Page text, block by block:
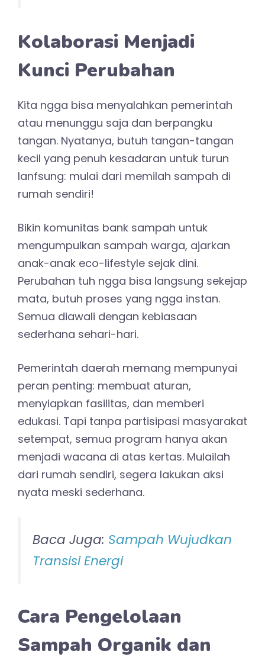
Kolaborasi Menjadi
Kunci Perubahan
Kita ngga bisa menyalahkan pemerintah
atau menunggu saja dan berpangku
tangan. Nyatanya, butuh tangan-tangan
kecil yang penuh kesadaran untuk turun
lanfsung: mulai dari memilah sampah di
rumah sendiri!
Bikin komunitas bank sampah untuk
mengumpulkan sampah warga, ajarkan
anak-anak eco-lifestyle sejak dini.
Perubahan tuh ngga bisa langsung sekejap
mata, butuh proses yang ngga instan.
Semua diawali dengan kebiasaan
sederhana sehari-hari.
Pemerintah daerah memang mempunyai
peran penting: membuat aturan,
menyiapkan fasilitas, dan memberi
edukasi. Tapi tanpa partisipasi masyarakat
setempat, semua program hanya akan
menjadi wacana di atas kertas. Mulailah
dari rumah sendiri, segera lakukan aksi
nyata meski sederhana.
Baca Juga: Sampah Wujudkan
Transisi Energi
Cara Pengelolaan
Sampah Organik dan